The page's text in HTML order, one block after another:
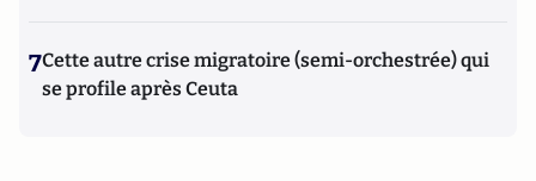
7Cette autre crise migratoire (semi-orchestrée) qui
se profile après Ceuta